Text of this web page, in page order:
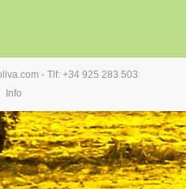
- Tlf: +34 925 283 503
Info